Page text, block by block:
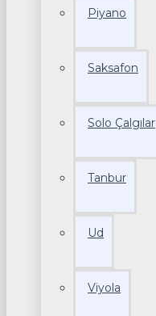
Piyano
Saksafon
Solo Çalgılar
Tanbur
Ud
Viyola